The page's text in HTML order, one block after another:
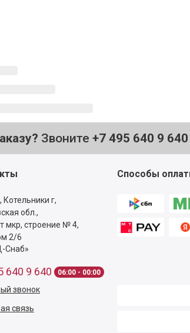
Звоните +7 495 640 9 640
Котельники г,
обл.,
мкр, строение № 4,
2/6
Снаб»
640 9 640 06:00 - 00:00
звонок
связь
Способы